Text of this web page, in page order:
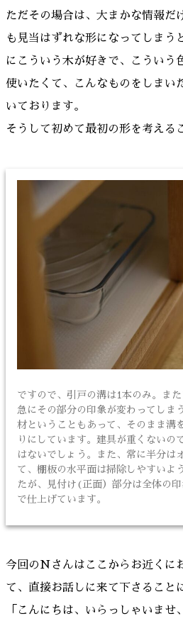
ただその場合は、大まかな情報だ
も見当はずれな形になってしまう
にこういう木が好きで、こういう
使いたくて、こんなものをしまい
いております。
そうして初めて最初の形を考える
ですので、引戸の溝は1本のみ。ま
急にその部分の印象が変わってしま
材ということもあって、そのまま溝
りにしています。建具が重くないの
はないでしょう。また、常に半分は
て、棚板の水平面は掃除しやすいよ
たが、見付け(正面）部分は全体の
で仕上げています。
今回のNさんはここからお近くに
て、直接お話しに来て下さること
「こんにちは、いらっしゃいませ